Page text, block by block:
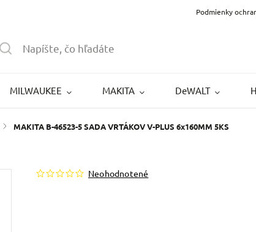
Podmienky
MILWAUKEE MAKITA DeWALT
/ MAKITA B-46523-5 SADA VRTÁKOV V-PLUS 6x160MM 5KS
Neohodnotené